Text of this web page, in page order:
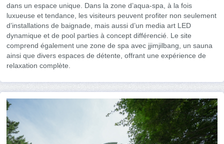
dans un espace unique. Dans la zone d’aqua-spa, à la fois
luxueuse et tendance, les visiteurs peuvent profiter non seulement
d’installations de baignade, mais aussi d’un media art LED
dynamique et de pool parties à concept différencié. Le site
comprend également une zone de spa avec jjimjilbang, un sauna
ainsi que divers espaces de détente, offrant une expérience de
relaxation complète.